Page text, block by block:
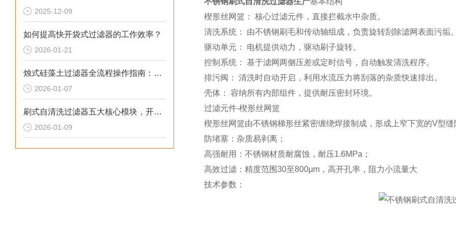
2025-12-09
如何提高快开袋式过滤器的工作效率？
2026-01-21
烛式硅藻土过滤器全流程操作指南：从安装到故障排除的实用手册
2026-01-07
刷式自清洗过滤器五大核心模块，开启高效智能过滤新纪元
2026-01-09
楔形丝网篮： 核心过滤元件，直接拦截水中杂质。
清洗系统： 由不锈钢刷毛和传动轴组成，负责旋转刮除滤网表面污垢。
驱动单元： 电机提供动力，驱动刷子旋转。
控制系统： 基于滤网两侧压差或定时信号，自动触发清洗程序。
排污阀： 清洗时自动开启，利用水流压力将刮落的杂质快速排出。
壳体： 容纳所有内部组件，提供耐压密封环境。
过滤元件-楔形丝网篮
楔形丝网篮由不锈钢梯形丝紧密缠绕焊接制成，形成上窄下宽的V型缝
防堵塞：杂质易剥离；
高强耐用：不锈钢材质耐腐蚀，耐压1.6MPa；
高效过滤：精度范围30至800μm，高开孔率，阻力小流量大
技术参数：